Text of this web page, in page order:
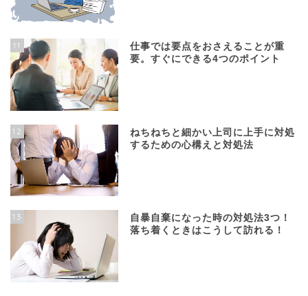
11
仕事では要点をおさえることが重
要。すぐにできる4つのポイント
12
ねちねちと細かい上司に上手に対処
するための心構えと対処法
13
自暴自棄になった時の対処法3つ！
落ち着くときはこうして訪れる！